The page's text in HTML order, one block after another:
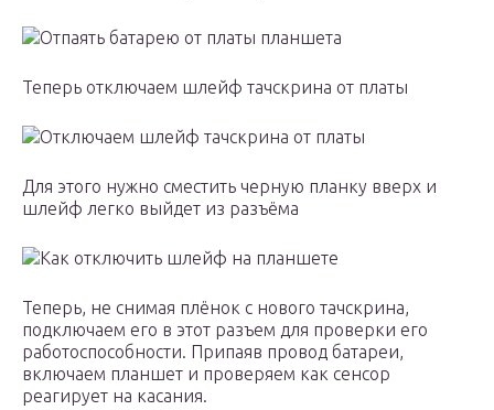
Отпаять батарею от платы планшета
Теперь отключаем шлейф тачскрина от платы
Отключаем шлейф тачскрина от платы
Для этого нужно сместить черную планку вверх и
шлейф легко выйдет из разъёма
Как отключить шлейф на планшете
Теперь, не снимая плёнок с нового тачскрина,
подключаем его в этот разъем для проверки его
работоспособности. Припаяв провод батареи,
включаем планшет и проверяем как сенсор
реагирует на касания.